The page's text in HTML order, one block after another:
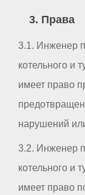
3. Права
3.1. Инженер
котельного и
имеет право
нарушений
3.2. Инженер
котельного и
имеет право